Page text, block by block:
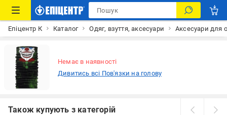
Епіцентр К Каталог Одяг, взуття, аксесуари Аксесуари для
Немає в наявності
Дивитись всі Пов'язки на голову
Також купують з категорій